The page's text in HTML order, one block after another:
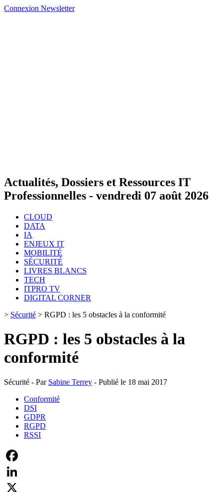
Connexion Newsletter
Actualités, Dossiers et Ressources IT
Professionnelles - vendredi 07 août 2026
CLOUD
DATA
IA
ENJEUX IT
MOBILITÉ
SÉCURITÉ
LIVRES BLANCS
TECH
ITPRO TV
DIGITAL CORNER
> Sécurité > RGPD : les 5 obstacles à la conformité
RGPD : les 5 obstacles à la
conformité
Sécurité - Par Sabine Terrey - Publié le 18 mai 2017
Conformité
DSI
GDPR
RGPD
RSSI
Facebook
LinkedIn